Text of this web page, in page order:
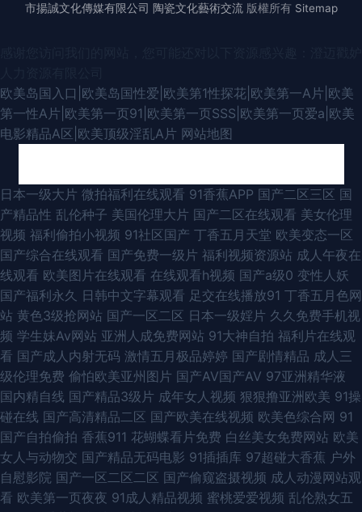
市揚誠文化傳媒有限公司 陶瓷文化藝術交流版權所有 Sitemap
欧美岛国入口|欧美岛国性爱|欧美第1性探花|欧美第一A片|欧美
第一性A片|欧美第一页91|欧美第一页SSS|欧美第一页爱a|欧美
电影精品A区|欧美顶级淫乱A片 网站地图
久久神马 91大神黑丝操逼 欧美日韩微拍视频 色色青青草 午夜伦理片AV 亚洲
色图28p 91N视频免费看 含羞草av网站 欧美变态另类在线 欧美人妖操人妖
日韩AV电影导航 深夜释放在线播放 伊人综合影院AV 91主播在线观看 欧美色
中色5 五月天色不卡 91传媒视频Tv 岛国毛片 黑丝高跟91 美女视频91 欧美肏
屄视频在线 青娱乐豆花视频 偷窥自拍五月天 欧美欧美欧美 三级片网站导航
三级全黄网站版 大香蕉A片 日韩AⅤ视频列表 91黑料精品国产 午夜污福利 91
黄在线观看 91在线婷婷超碰 超碰碰福利 国产三级网 黄色快播大香蕉 欧美三
级色图 日韩内射影视 五月天去色色 亚洲黄色成人 伊人春色网 AV豆花官网
超碰人人熟女 超碰少妇 国产tsav观看 国产伪娘在线一区 狼友激情综合 欧美
日本一级大片 微拍福利在线观看 91香蕉APP 国产二区三区 国
产精品性 乱伦种子 美国伦理大片 国产二区在线观看 美女伦理
视频 福利偷拍小视频 91社区国产 丁香五月天堂 欧美变态一区
国产综合在线观看 国产免费一级片 福利视频资源站 成人午夜在
线观看 欧美图片在线观看 在线观看h视频 国产a级0 变性人妖
国产福利永久 日韩中文字幕观看 足交在线播放91 丁香五月色网
站 黄色3级抢网站 国产一区二区 日本一级婬片 久久免费手机视
频 学生妹Av网站 亚洲人成免费网站 91大神自拍 福利片在线观
看 国产成人内射无码 激情五月极品婷婷 国产剧情精品 成人三
级伦理免费 偷怕欧美亚州图片 国产AV国产AV 97亚洲精华液
国内精自线 国产精品3级片 成年女人视频 狠狠撸亚洲欧美 91操
碰在线 国产高清精品二区 国产欧美在线视频 欧美色综合网 91
国产自拍偷拍 香蕉911 花蝴蝶看片免费 白丝美女免费网站 欧美
女人与动物交 国产精品无码电影 91插插库 97超碰大香蕉 户外
自慰影院 国产一区二区二区 国产偷窥盗摄视频 成人动漫网站观
看 欧美第一页夜夜 91成人精品视频 蜜桃爱爱视频 乱伦熟女五